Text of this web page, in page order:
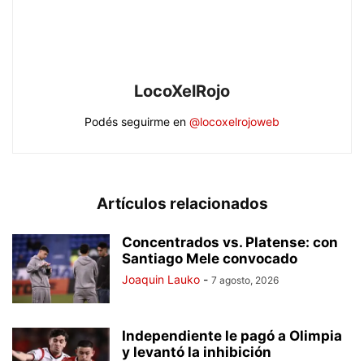
LocoXelRojo
Podés seguirme en @locoxelrojoweb
Artículos relacionados
Concentrados vs. Platense: con
Santiago Mele convocado
Joaquin Lauko - 7 agosto, 2026
Independiente le pagó a Olimpia
y levantó la inhibición